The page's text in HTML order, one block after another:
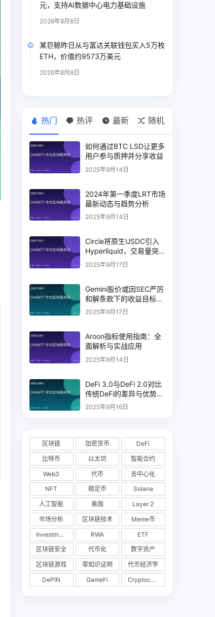
元，支持AI数据中心电力基础设施
2026年8月8日
某巨鲸昨日从与富达关联钱包买入5万枚
ETH，价值约9573万美元
2026年8月8日
热门 热评 最新 随机
如何通过BTC LSD让更多
用户参与质押并分享收益
2025年9月14日
2024年第一季度LRT市场
最新动态与趋势分析
2025年9月14日
Circle将原生USDC引入
Hyperliquid，交易量突
破币安14%
2025年9月17日
Gemini股价或因SEC严厉
和解条款下的收益目标破
灭而下跌
2025年9月17日
Aroon指标使用指南：全
面解析与实战应用
2025年9月14日
DeFi 3.0与DeFi 2.0对比
传统DeFi的差异与优势分
析
2025年9月16日
区块链 加密货币
DeFi
比特币
以太坊
智能合约
Web3
代币
去中心化
NFT
稳定币
Solana
人工智能
美国
Layer 2
市场分析
区块链技术
Meme币
Investments
RWA
ETF
区块链安全
代币化
数字资产
区块链游戏
零知识证明
代币经济学
DePIN
GameFi Cryptocurrency Exchange